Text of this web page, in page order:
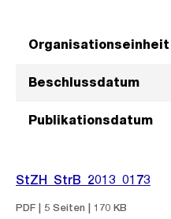
Organisationseinheit
Beschlussdatum
Publikationsdatum
StZH_StrB_2013_0173
PDF | 5 Seiten | 170 KB